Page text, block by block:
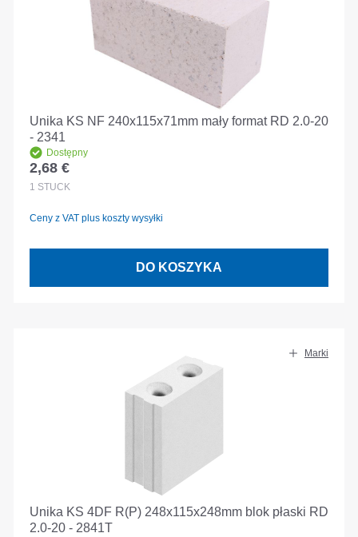
Unika KS NF 240x115x71mm mały format RD 2.0-20
- 2341
Dostępny
Cena regularna:
2,68 €
1 STÜCK
Ceny z VAT plus koszty wysyłki
DO KOSZYKA
Marki
Unika KS 4DF R(P) 248x115x248mm blok płaski RD
2.0-20 - 2841T